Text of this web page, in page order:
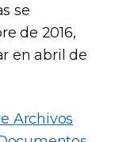
se
de 2016,
en abril de
Archivos